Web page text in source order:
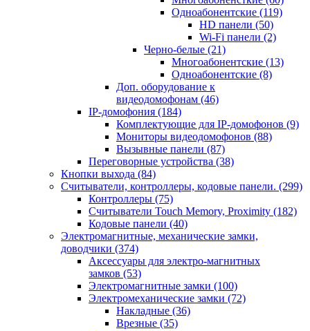
Одноабонентские (119)
HD панели (50)
Wi-Fi панели (2)
Черно-белые (21)
Многоабонентские (13)
Одноабонентские (8)
Доп. оборудование к
видеодомофонам (46)
IP-домофония (184)
Комплектующие для IP-домофонов (9)
Мониторы видеодомофонов (88)
Вызывные панели (87)
Переговорные устройства (38)
Кнопки выхода (84)
Считыватели, контроллеры, кодовые панели. (299)
Контроллеры (75)
Считыватели Touch Memory, Proximity (182)
Кодовые панели (40)
Электромагнитные, механические замки,
доводчики (374)
Аксессуары для электро-магнитных
замков (53)
Электромагнитные замки (100)
Электромеханические замки (72)
Накладные (36)
Врезные (35)